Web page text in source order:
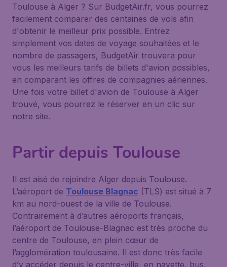
Toulouse à Alger ? Sur BudgetAir.fr, vous pourrez
facilement comparer des centaines de vols afin
d'obtenir le meilleur prix possible. Entrez
simplement vos dates de voyage souhaitées et le
nombre de passagers, BudgetAir trouvera pour
vous les meilleurs tarifs de billets d'avion possibles,
en comparant les offres de compagnies aériennes.
Une fois votre billet d'avion de Toulouse à Alger
trouvé, vous pourrez le réserver en un clic sur
notre site.
Partir depuis Toulouse
Il est aisé de rejoindre Alger depuis Toulouse.
L’aéroport de Toulouse Blagnac (TLS) est situé à 7
km au nord-ouest de la ville de Toulouse.
Contrairement à d’autres aéroports français,
l’aéroport de Toulouse-Blagnac est très proche du
centre de Toulouse, en plein cœur de
l’agglomération toulousaine. Il est donc très facile
d’y accéder depuis le centre-ville, en navette, bus,